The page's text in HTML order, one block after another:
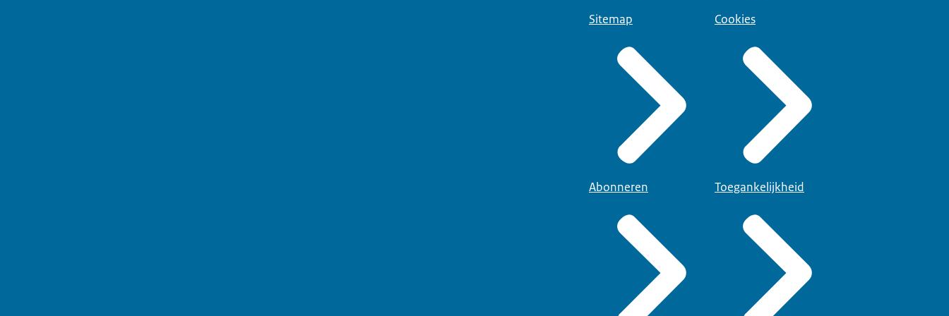
Sitemap
Abonneren
Cookies
Toegankelijkheid